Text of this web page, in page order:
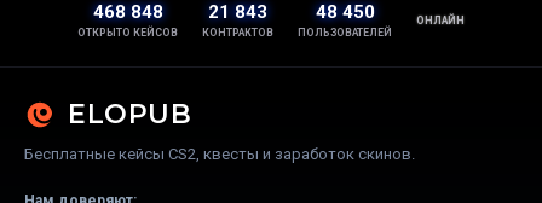
468 848
ОТКРЫТО КЕЙСОВ
21 843
КОНТРАКТОВ
48 450
ПОЛЬЗОВАТЕЛЕЙ
ОНЛАЙН
ELOPUB
Бесплатные кейсы CS2, квесты и заработок скинов.